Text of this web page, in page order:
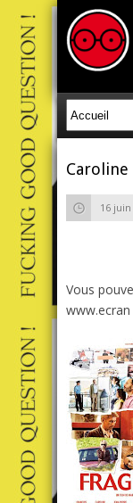
Caroline
16 juin
Vous